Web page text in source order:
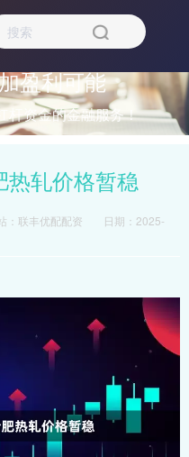
盈利可能
杆资金的金融服务！
热轧价格暂稳
：联丰优配配资
日期：2025-